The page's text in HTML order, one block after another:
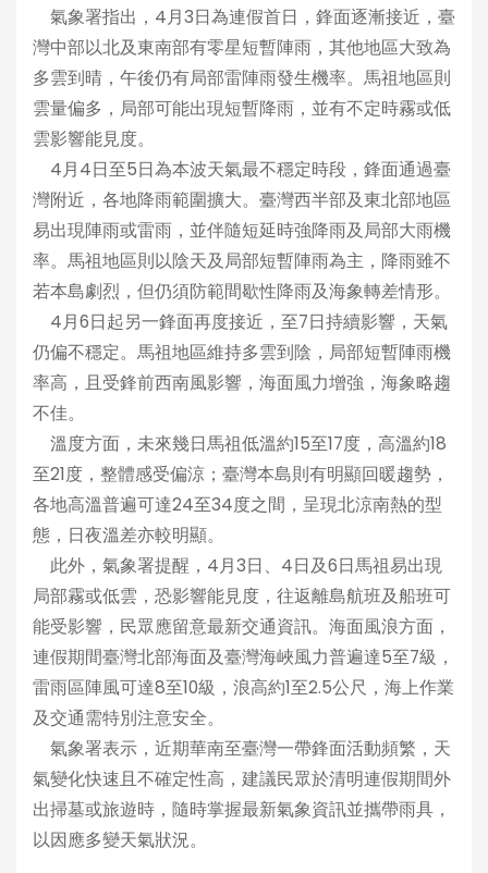
氣象署指出，4月3日為連假首日，鋒面逐漸接近，臺
灣中部以北及東南部有零星短暫陣雨，其他地區大致為
多雲到晴，午後仍有局部雷陣雨發生機率。馬祖地區則
雲量偏多，局部可能出現短暫降雨，並有不定時霧或低
雲影響能見度。
4月4日至5日為本波天氣最不穩定時段，鋒面通過臺
灣附近，各地降雨範圍擴大。臺灣西半部及東北部地區
易出現陣雨或雷雨，並伴隨短延時強降雨及局部大雨機
率。馬祖地區則以陰天及局部短暫陣雨為主，降雨雖不
若本島劇烈，但仍須防範間歇性降雨及海象轉差情形。
4月6日起另一鋒面再度接近，至7日持續影響，天氣
仍偏不穩定。馬祖地區維持多雲到陰，局部短暫陣雨機
率高，且受鋒前西南風影響，海面風力增強，海象略趨
不佳。
溫度方面，未來幾日馬祖低溫約15至17度，高溫約18
至21度，整體感受偏涼；臺灣本島則有明顯回暖趨勢，
各地高溫普遍可達24至34度之間，呈現北涼南熱的型
態，日夜溫差亦較明顯。
此外，氣象署提醒，4月3日、4日及6日馬祖易出現
局部霧或低雲，恐影響能見度，往返離島航班及船班可
能受影響，民眾應留意最新交通資訊。海面風浪方面，
連假期間臺灣北部海面及臺灣海峽風力普遍達5至7級，
雷雨區陣風可達8至10級，浪高約1至2.5公尺，海上作業
及交通需特別注意安全。
氣象署表示，近期華南至臺灣一帶鋒面活動頻繁，天
氣變化快速且不確定性高，建議民眾於清明連假期間外
出掃墓或旅遊時，隨時掌握最新氣象資訊並攜帶雨具，
以因應多變天氣狀況。